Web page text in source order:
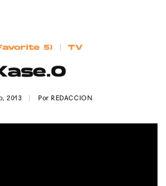
Contacto
5) TV
2013 PorREDACCION